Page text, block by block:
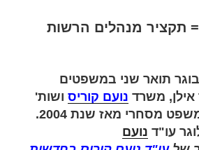
תקציר מנהלים הרשות
בוגר תואר שני במשפטים
אילן, משרד נועם קוריס ושות'
עורכי דין עוסק במשפט מסחרי מאז שנת 2004.
עו"ד נועם